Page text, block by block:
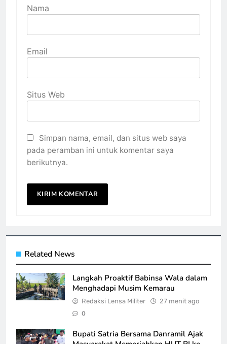
Nama
Email
Situs Web
Simpan nama, email, dan situs web saya
pada peramban ini untuk komentar saya
berikutnya.
Related News
Langkah Proaktif Babinsa Wala dalam
Menghadapi Musim Kemarau
Redaksi Lensa Militer 27 menit ago
0
Bupati Satria Bersama Danramil Ajak